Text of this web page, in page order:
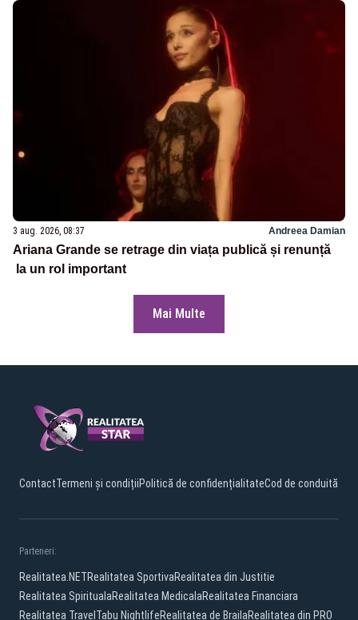
3 aug. 2026, 08:37 Andreea Damian
Ariana Grande se retrage din viața publică și renunță
la un rol important
Mai Multe
ContactTermeni și condițiiPolitică de confidențialitateCod de conduită
Parteneri:
Realitatea.NETRealitatea SportivaRealitatea din Justitie
Realitatea SpiritualaRealitatea MedicalaRealitatea Financiara
Realitatea Travel Tabu NightlifeRealitatea de BrailaRealitatea din PRO